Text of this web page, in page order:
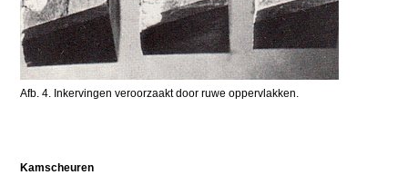
Afb. 4. Inkervingen veroorzaakt door ruwe oppervlakken.
Kamscheuren